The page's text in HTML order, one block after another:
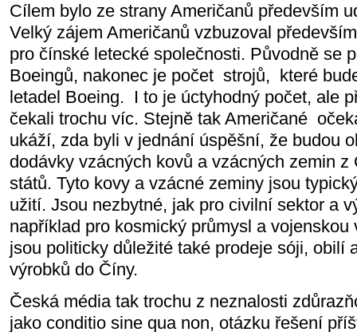
Cílem bylo ze strany Američanů především
Velký zájem Američanů vzbuzoval
pro čínské letecké společnosti. Původně se
Boeingů, nakonec je počet strojů, které
letadel Boeing. I to je úctyhodný počet, ale
čekali trochu víc. Stejně tak Američané
ukáží, zda byli v jednání úspěšní, že budou
dodávky vzácných kovů a vzácných zemin z
států. Tyto kovy a vzácné zeminy jsou
užití. Jsou nezbytné, jak pro civilní sektor a
například pro kosmický průmysl a vojenskou
jsou politicky důležité také prodeje sóji, obilí
výrobků do Číny.
Česká média tak trochu z neznalosti
jako conditio sine qua non, otázku řešení